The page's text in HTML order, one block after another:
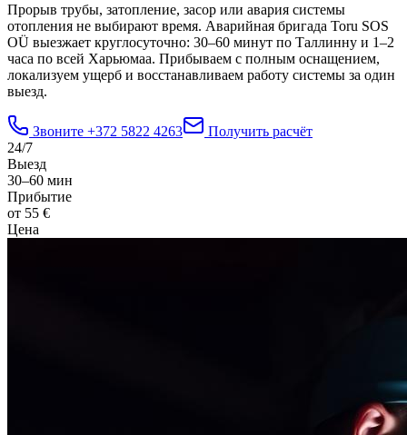
Прорыв трубы, затопление, засор или авария системы
отопления не выбирают время. Аварийная бригада Toru SOS
OÜ выезжает круглосуточно: 30–60 минут по Таллинну и 1–2
часа по всей Харьюмаа. Прибываем с полным оснащением,
локализуем ущерб и восстанавливаем работу системы за один
выезд.
Звоните +372 5822 4263
Получить расчёт
24/7
Выезд
30–60 мин
Прибытие
от 55 €
Цена